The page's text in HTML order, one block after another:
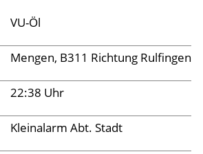
VU-Öl
Mengen, B311 Richtung Rulfingen
22:38 Uhr
Kleinalarm Abt. Stadt